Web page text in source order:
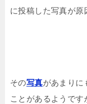
に投稿した写真が原
その写真があまりに
ことがあるようです